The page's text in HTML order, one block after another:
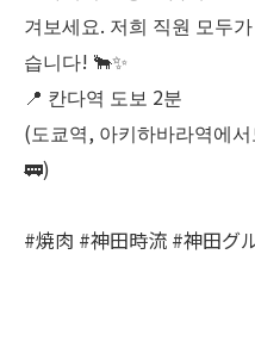
겨보세요. 저희 직원 모두
습니다! 🐂✨
📍 칸다역 도보 2분
(도쿄역, 아키하바라역에
🚃)
#焼肉 #神田時流 #神田グ